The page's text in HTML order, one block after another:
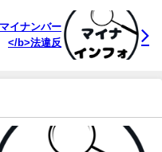
イナンバー
</b>法違反